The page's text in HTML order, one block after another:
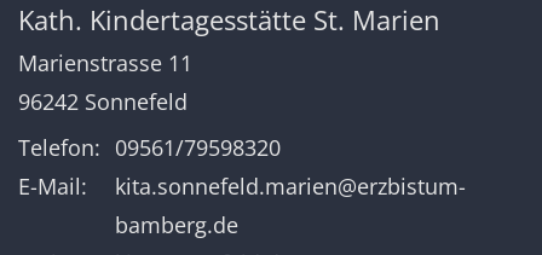
Kath. Kindertagesstätte St. Marien
Marienstrasse 11
96242 Sonnefeld
Telefon: 09561/79598320
E-Mail:
kita.sonnefeld.marien@erzbistum-
bamberg.de